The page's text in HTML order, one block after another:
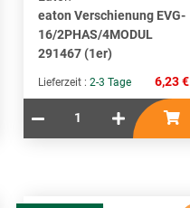
eaton Verschienung EVG-
16/2PHAS/4MODUL
291467 (1er)
Lieferzeit : 2-3 Tage 6,23 €